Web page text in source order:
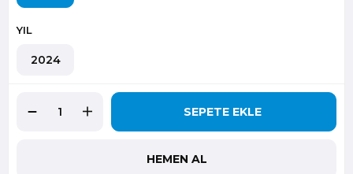
YIL
2024